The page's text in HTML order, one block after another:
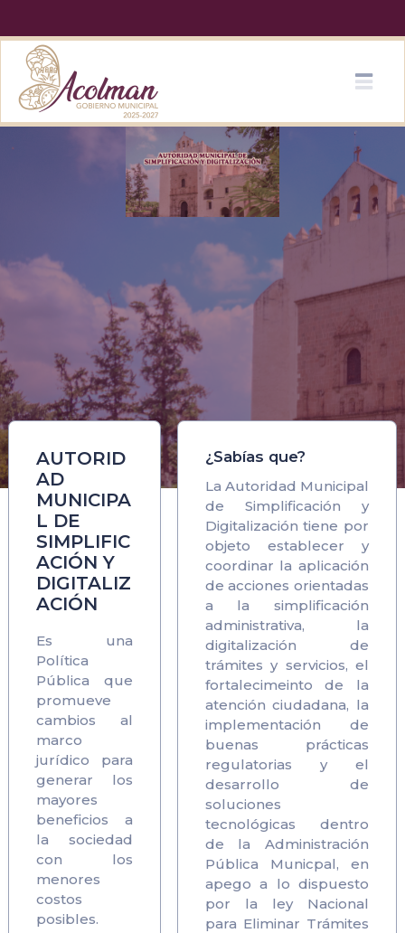
AUTORID
AD
MUNICIPA
L DE
SIMPLIFIC
ACIÓN Y
DIGITALIZ
ACIÓN
Es una
Política
Pública que
promueve
cambios al
marco
jurídico para
generar los
mayores
beneficios a
la sociedad
con los
menores
costos
posibles.
¿Sabías que?
La Autoridad Municipal
de Simplificación y
Digitalización tiene por
objeto establecer y
coordinar la aplicación
de acciones orientadas
a la simplificación
administrativa, la
digitalización de
trámites y servicios, el
fortalecimeinto de la
atención ciudadana, la
implementación de
buenas prácticas
regulatorias y el
desarrollo de
soluciones
tecnológicas dentro
de la Administración
Pública Municpal, en
apego a lo dispuesto
por la ley Nacional
para Eliminar Trámites